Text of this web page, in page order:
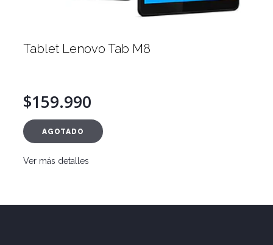
Tablet Lenovo Tab M8
$159.990
AGOTADO
Ver más detalles